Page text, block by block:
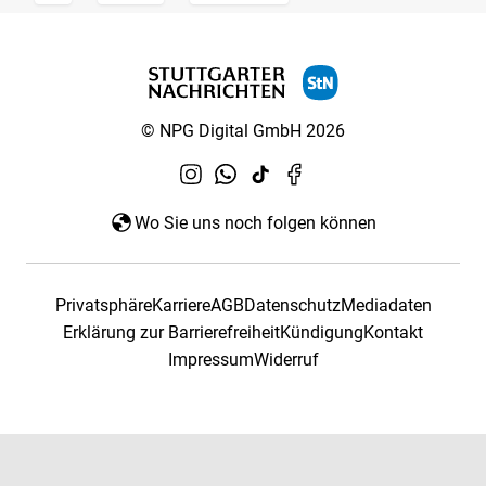
© NPG Digital GmbH 2026
Wo Sie uns noch folgen können
PrivatsphäreKarriereAGBDatenschutzMediadaten
Erklärung zur BarrierefreiheitKündigungKontakt
ImpressumWiderruf